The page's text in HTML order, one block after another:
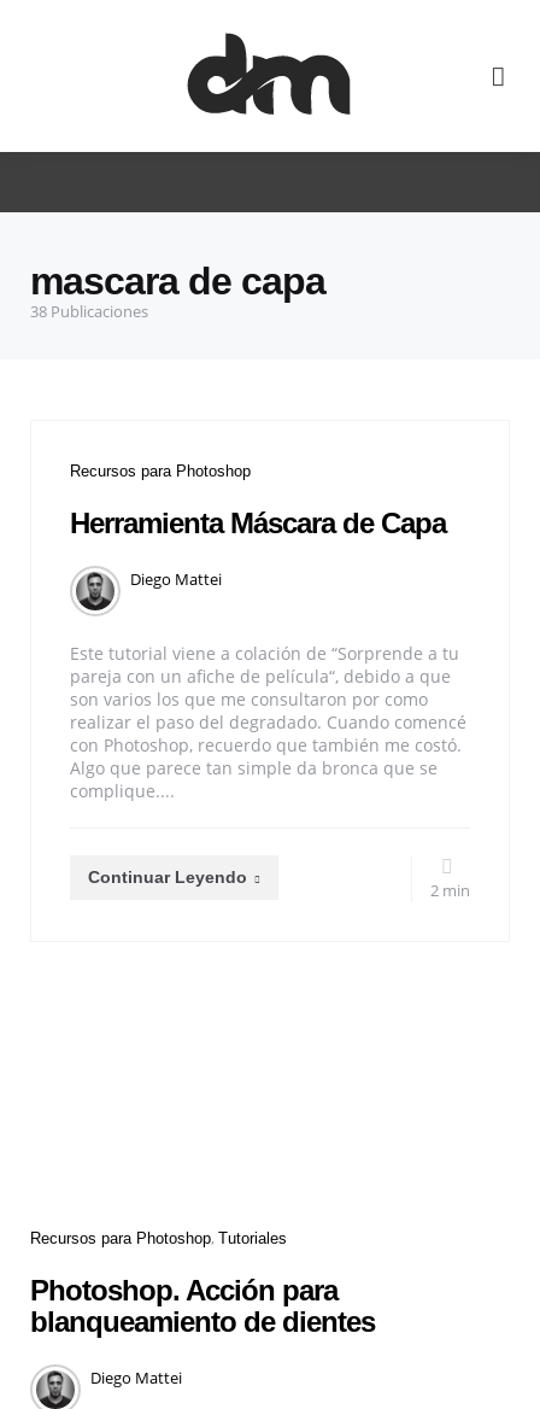
38 Publicaciones
mascara de capa
Recursos para Photoshop
Herramienta Máscara de Capa
Diego Mattei
Este tutorial viene a colación de “Sorprende a tu
pareja con un afiche de película“, debido a que
son varios los que me consultaron por como
realizar el paso del degradado. Cuando comencé
con Photoshop, recuerdo que también me costó.
Algo que parece tan simple da bronca que se
complique....
Continuar Leyendo
2 min
Recursos para Photoshop Tutoriales
Photoshop. Acción para
blanqueamiento de dientes
Diego Mattei